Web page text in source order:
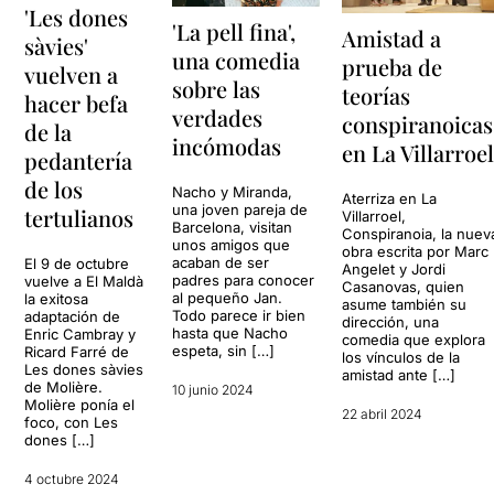
'Les dones
sàvies'
vuelven a
hacer befa
de la
pedantería
de los
tertulianos
El 9 de octubre
vuelve a El Maldà
la exitosa
adaptación de
Enric Cambray y
Ricard Farré de
Les dones sàvies
de Molière.
Molière ponía el
foco, con Les
dones […]
4 octubre 2024
'La pell fina',
una comedia
sobre las
verdades
incómodas
Nacho y Miranda,
una joven pareja de
Barcelona, visitan
unos amigos que
acaban de ser
padres para conocer
al pequeño Jan.
Todo parece ir bien
hasta que Nacho
espeta, sin […]
10 junio 2024
Amistad a
prueba de
teorías
en La Villarroel
Aterriza en La
Villarroel,
Conspiranoia, la
obra escrita por Marc
Angelet y Jordi
Casanovas, quien
asume también su
dirección, una
comedia que explora
los vínculos de la
amistad ante […]
22 abril 2024